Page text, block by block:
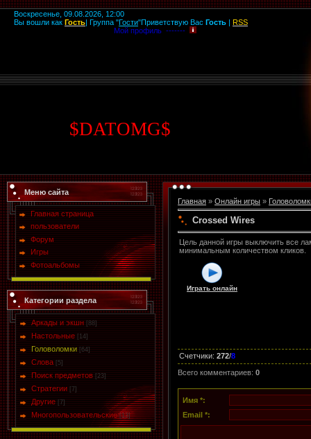
Воскресенье, 09.08.2026, 12:00
Вы вошли как Гость| Группа "Гости"Приветствую Вас Гость | RSS
Мой профиль -------
$DATOMG$
Меню сайта
Главная страница
пользователи
Форум
Игры
Фотоальбомы
Категории раздела
Аркады и экшн [88]
Настольные [14]
Головоломки [64]
Слова [5]
Поиск предметов [23]
Стратегии [7]
Другие [7]
Многопользовательские [13]
Главная » Онлайн игры »
Crossed Wires
Цель данной игры выключить все
минимальным количеством кликов.
Играть онлайн
Счетчики: 272/8
Всего комментариев: 0
Имя *:
Email *: